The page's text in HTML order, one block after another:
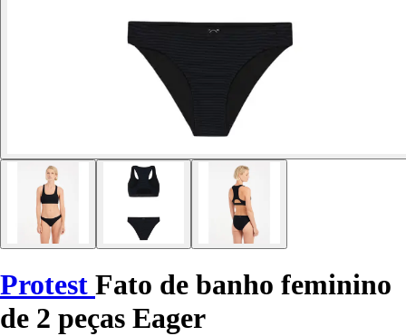
Protest Fato de banho feminino
de 2 peças Eager